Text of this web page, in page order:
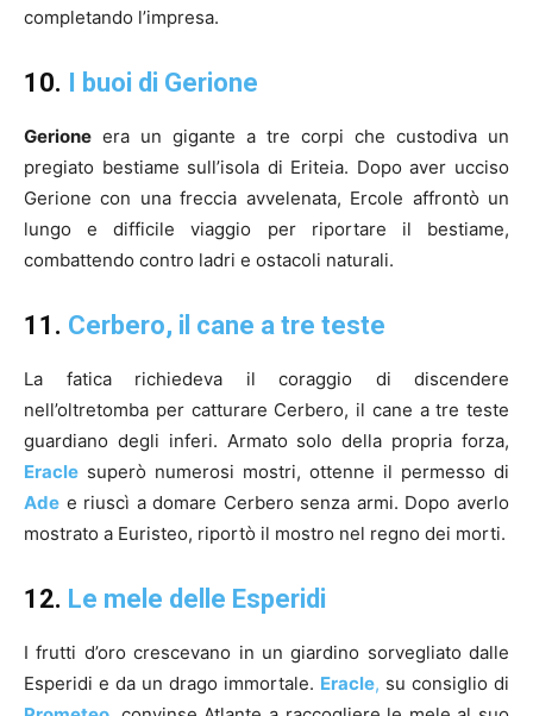
completando l’impresa.
10. I buoi di Gerione
Gerione era un gigante a tre corpi che custodiva un
pregiato bestiame sull’isola di Eriteia. Dopo aver ucciso
Gerione con una freccia avvelenata, Ercole affrontò un
lungo e difficile viaggio per riportare il bestiame,
combattendo contro ladri e ostacoli naturali.
11. Cerbero, il cane a tre teste
La fatica richiedeva il coraggio di discendere
nell’oltretomba per catturare Cerbero, il cane a tre teste
guardiano degli inferi. Armato solo della propria forza,
Eracle superò numerosi mostri, ottenne il permesso di
Ade e riuscì a domare Cerbero senza armi. Dopo averlo
mostrato a Euristeo, riportò il mostro nel regno dei morti.
12. Le mele delle Esperidi
I frutti d’oro crescevano in un giardino sorvegliato dalle
Esperidi e da un drago immortale. Eracle, su consiglio di